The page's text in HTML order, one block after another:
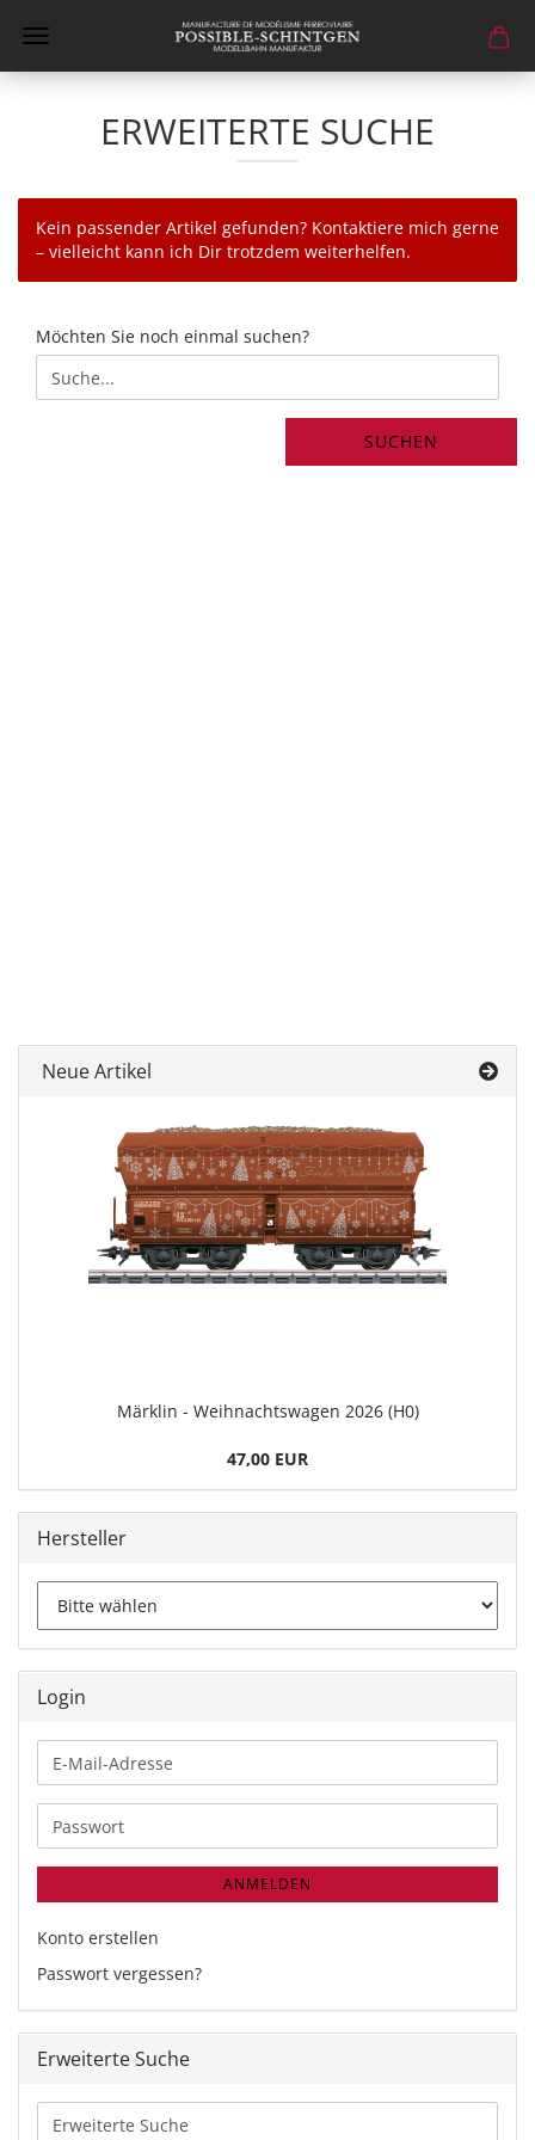
ERWEITERTE SUCHE
Kein passender Artikel gefunden? Kontaktiere mich gerne
– vielleicht kann ich Dir trotzdem weiterhelfen.
MÖCHTEN
SIE
NOCH
EINMAL
Möchten Sie noch einmal suchen?
SUCHEN
Neue Artikel
Märklin - Weihnachtswagen 2026 (H0)
47,00 EUR
Hersteller
Login
E-
Mail-
Adresse
Passwort
ANMELDEN
Konto erstellen
Passwort vergessen?
Erweiterte Suche